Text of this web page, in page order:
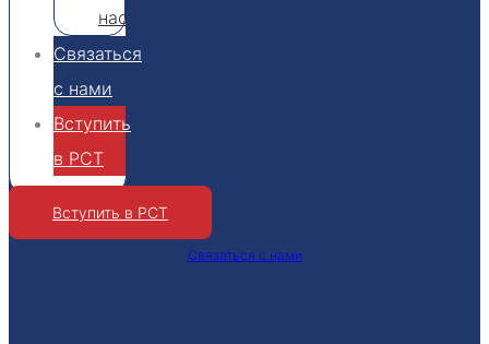
нас
Связаться
с нами
Вступить
в РСТ
Вступить в РСТ
Связаться с нами